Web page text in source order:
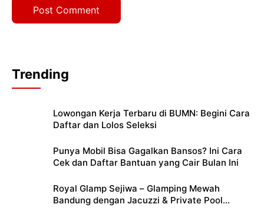
Trending
Lowongan Kerja Terbaru di BUMN: Begini Cara
Daftar dan Lolos Seleksi
Punya Mobil Bisa Gagalkan Bansos? Ini Cara
Cek dan Daftar Bantuan yang Cair Bulan Ini
Royal Glamp Sejiwa – Glamping Mewah
Bandung dengan Jacuzzi & Private Pool